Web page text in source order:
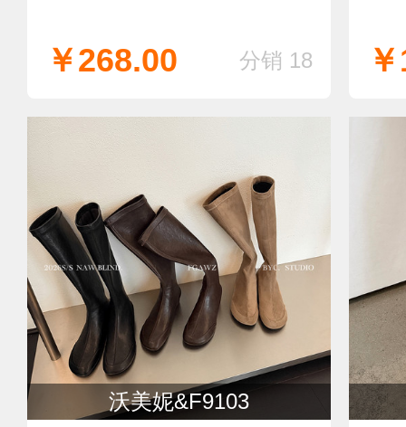
￥268.00 分销 18
沃美妮&F9103